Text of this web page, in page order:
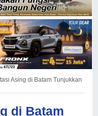
Asing di Batam Tunjukkan
di Batam